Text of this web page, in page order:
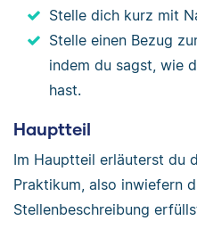
Stelle dich kurz mit
Stelle einen Bezug
indem du sagst, wie
hast.
Hauptteil
Im Hauptteil erläuterst du
Praktikum, also inwiefern
Stellenbeschreibung